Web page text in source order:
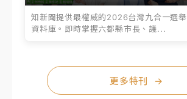
知新聞提供最權威的2026台灣九合一選舉
資料庫。即時掌握六都縣市長、議...
更多特刊 →